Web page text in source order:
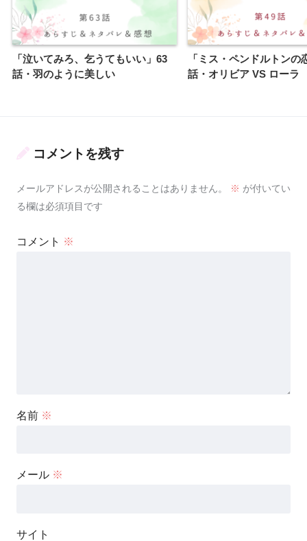
「泣いてみろ、乞うてもいい」63
話・羽のように美しい
「ミス・ペンドルトンの
話・オリビア VS ローラ
コメントを残す
メールアドレスが公開されることはありません。 ※ が付いてい
る欄は必須項目です
コメント ※
名前 ※
メール ※
サイト